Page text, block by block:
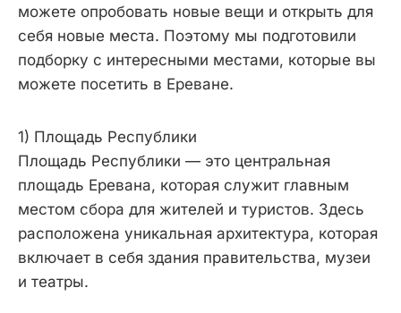
можете опробовать новые вещи и открыть для
себя новые места. Поэтому мы подготовили
подборку с интересными местами, которые вы
можете посетить в Ереване.
1) Площадь Республики
Площадь Республики — это центральная
площадь Еревана, которая служит главным
местом сбора для жителей и туристов. Здесь
расположена уникальная архитектура, которая
включает в себя здания правительства, музеи
и театры.